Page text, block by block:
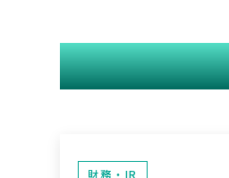
財務・IR